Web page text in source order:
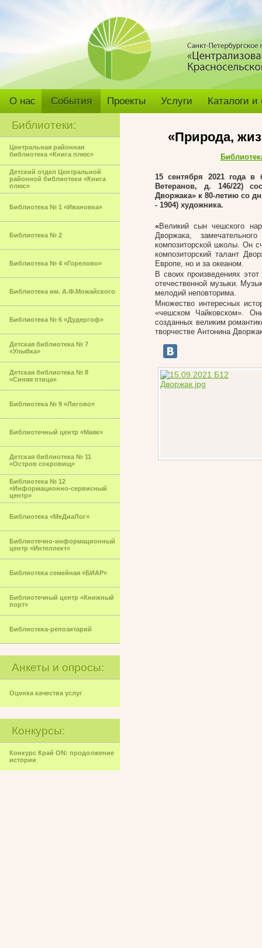
О нас События Проекты Услуги Каталоги
Библиотеки:
Центральная районная
библиотека «Книга плюс»
Детский отдел Центральной
районной библиотеки «Книга
плюс»
Библиотека № 1 «Ивановка»
Библиотека № 2
Библиотека № 4 «Горелово»
Библиотека им. А.Ф.Можайского
Библиотека № 6 «Дудергоф»
Детская библиотека № 7
«Улыбка»
Детская библиотека № 8
«Синяя птица»
Библиотека № 9 «Лигово»
Библиотечный центр «Маяк»
Детская библиотека № 11
«Остров сокровищ»
Библиотека № 12
«Информационно-сервисный
центр»
Библиотека «МеДиаЛог»
Библиотечно-информационный
центр «Интеллект»
Библиотека семейная «БИАР»
Библиотечный центр «Книжный
порт»
Библиотека-репозитарий
Анкеты и опросы:
Оценка качества услуг
Конкурсы:
Конкурс Край ON: продолжение
истории
«Природа,
15 сентября 2021 года в
Ветеранов, д. 146/22)
Дворжака» к 80-летию со
- 1904) художника
«Великий сын чешского
Дворжака,
композиторской школы. Он
композиторский талант
Европе, но и за океаном.
В своих произведениях
отечественной музыки.
мелодий неповторима.
Множество интересных
«чешском Чайковском».
созданных великим
творчестве Антонина